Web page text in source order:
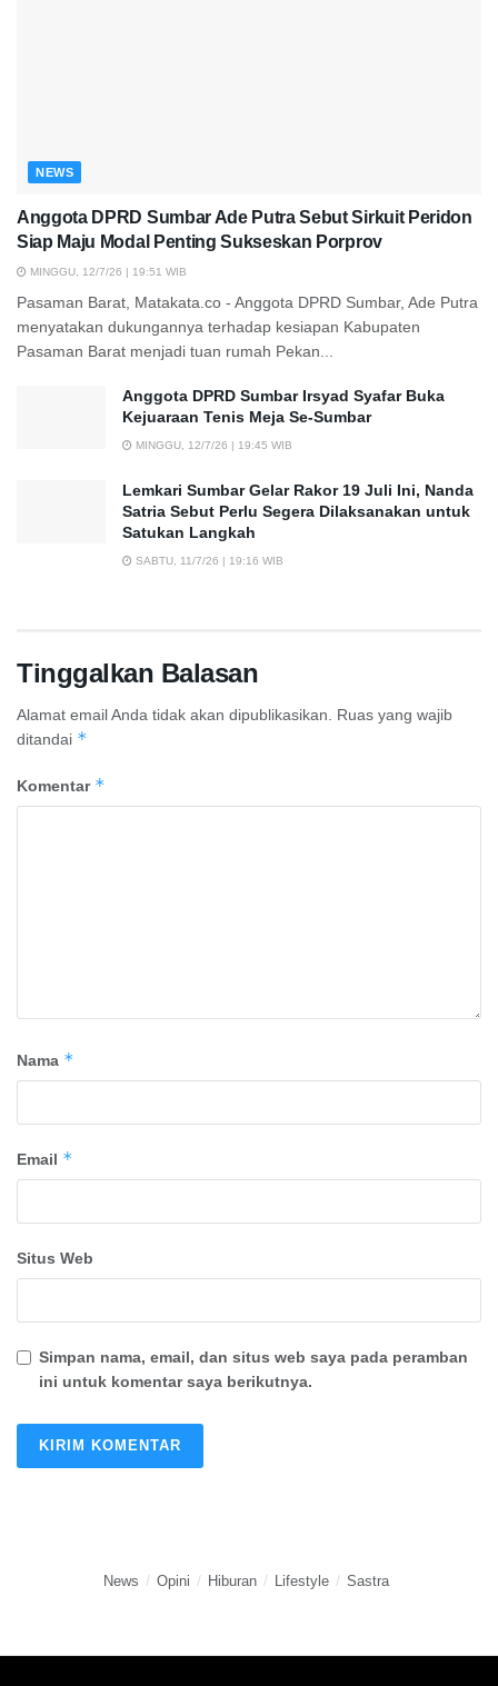
NEWS
Anggota DPRD Sumbar Ade Putra Sebut Sirkuit Peridon
Siap Maju Modal Penting Sukseskan Porprov
MINGGU, 12/7/26 | 19:51 WIB
Pasaman Barat, Matakata.co - Anggota DPRD Sumbar, Ade Putra
menyatakan dukungannya terhadap kesiapan Kabupaten
Pasaman Barat menjadi tuan rumah Pekan...
Anggota DPRD Sumbar Irsyad Syafar Buka
Kejuaraan Tenis Meja Se-Sumbar
MINGGU, 12/7/26 | 19:45 WIB
Lemkari Sumbar Gelar Rakor 19 Juli Ini, Nanda
Satria Sebut Perlu Segera Dilaksanakan untuk
Satukan Langkah
SABTU, 11/7/26 | 19:16 WIB
Tinggalkan Balasan
Alamat email Anda tidak akan dipublikasikan.
Ruas yang wajib
ditandai *
Komentar *
Nama *
Email *
Situs Web
Simpan nama, email, dan situs web saya pada peramban
ini untuk komentar saya berikutnya.
News Opini Hiburan Lifestyle Sastra